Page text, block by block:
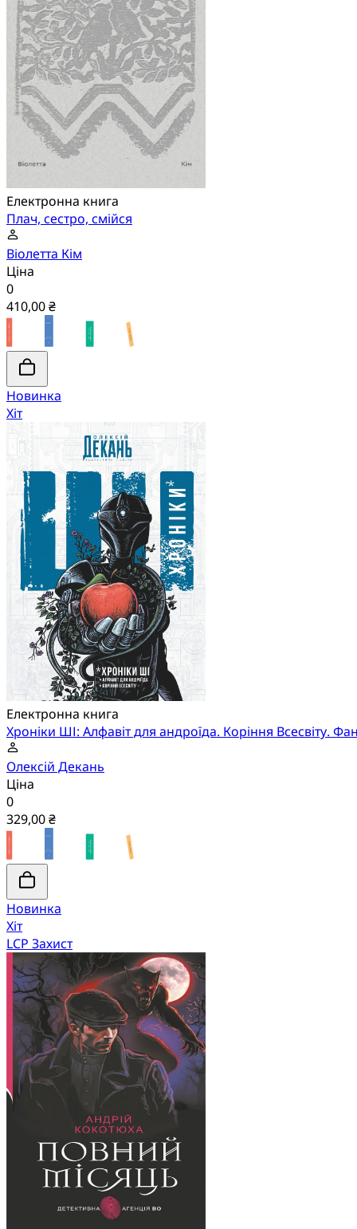
Електронна книга
Плач, сестро, смійся
Віолетта Кім
Ціна
0
410,00 ₴
Новинка
Хіт
Електронна книга
Хроніки ШІ: Алфавіт для андроїда. Коріння Всесвіту.
Олексій Декань
Ціна
0
329,00 ₴
Новинка
Хіт
LCP Захист